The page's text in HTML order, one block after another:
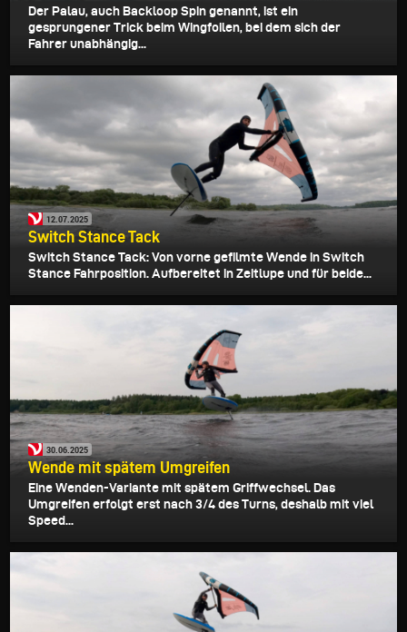
Der Palau, auch Backloop Spin genannt, ist ein
gesprungener Trick beim Wingfoilen, bei dem sich der
Fahrer unabhängig...
12.07.2025
Switch Stance Tack
Switch Stance Tack: Von vorne gefilmte Wende in Switch
Stance Fahrposition. Aufbereitet in Zeitlupe und für beide...
30.06.2025
Wende mit spätem Umgreifen
Eine Wenden-Variante mit spätem Griffwechsel. Das
Umgreifen erfolgt erst nach 3/4 des Turns, deshalb mit viel
Speed...